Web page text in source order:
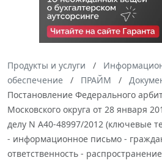
Продукты и услуги
обеспечение
ПРАЙМ
Постановление Федерального
Московского округа от 28 января
делу N А40-48997/2012 (ключевые
- информационное письмо -
ответственность -